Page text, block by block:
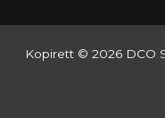
Kopirett © 2026 DCO